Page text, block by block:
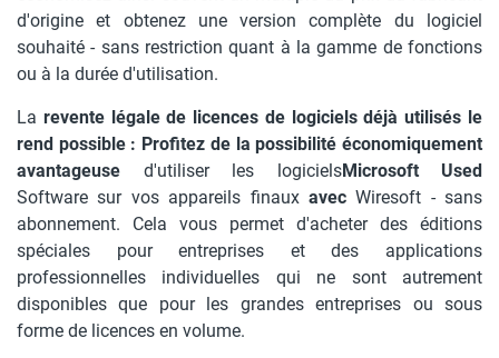
d'origine et obtenez une version complète du logiciel
souhaité - sans restriction quant à la gamme de fonctions
ou à la durée d'utilisation.
La revente légale de licences de logiciels déjà utilisés le
rend possible : Profitez de la possibilité économiquement
avantageuse d'utiliser les logicielsMicrosoft Used
Software sur vos appareils finaux avecWiresoft - sans
abonnement. Cela vous permet d'acheter des éditions
spéciales pour entreprises et des applications
professionnelles individuelles qui ne sont autrement
disponibles que pour les grandes entreprises ou sous
forme de licences en volume.